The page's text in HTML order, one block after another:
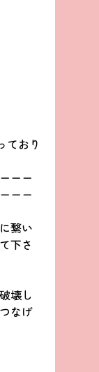
ており
ーー
ーー
繋い
下さ
壊し
なげ